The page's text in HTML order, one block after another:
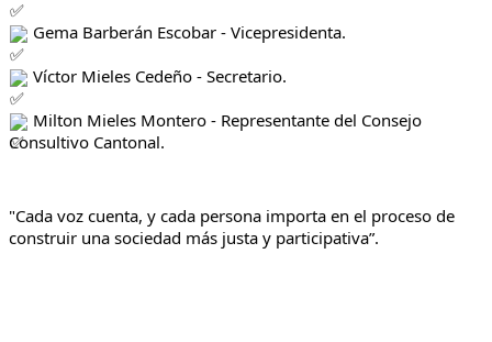
Gema Barberán Escobar - Vicepresidenta.
Víctor Mieles Cedeño - Secretario.
Milton Mieles Montero - Representante del Consejo
Consultivo Cantonal.
"Cada voz cuenta, y cada persona importa en el proceso de
construir una sociedad más justa y participativa”.